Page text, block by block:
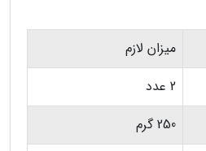
میزان لازم
2 عدد
250 گرم